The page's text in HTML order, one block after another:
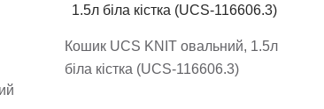
Кошик UCS KNIT овальний, 1.5л
біла кістка (UCS-116606.3)